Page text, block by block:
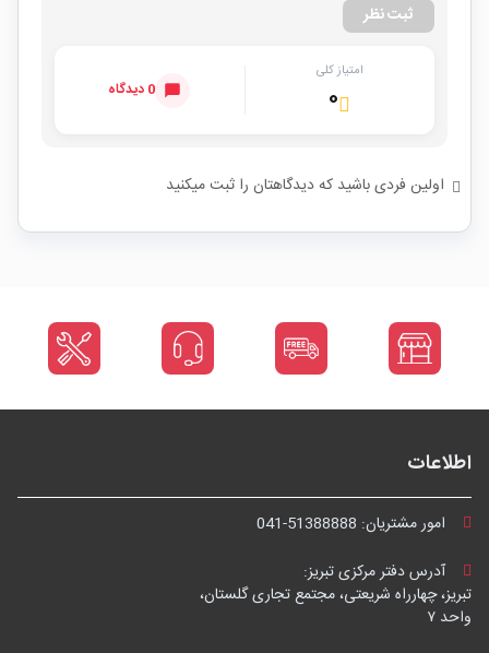
ثبت نظر
امتیاز کلی
۰ 0 دیدگاه
اولین فردی باشید که دیدگاهتان را ثبت میکنید
اطلاعات
امور مشتریان: 041-51388888
آدرس دفتر مرکزی تبریز:
تبریز، چهارراه شریعتی، مجتمع تجاری گلستان،
واحد ۷